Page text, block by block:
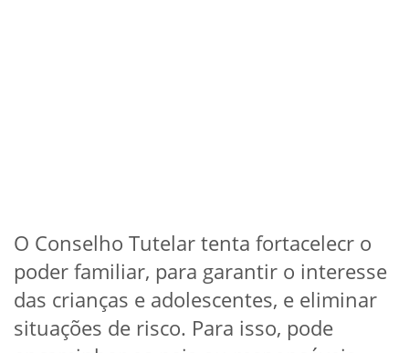
O Conselho Tutelar tenta fortacelecr o
poder familiar, para garantir o interesse
das crianças e adolescentes, e eliminar
situações de risco. Para isso, pode